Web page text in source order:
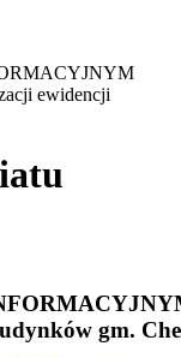
ewidencji
gm.